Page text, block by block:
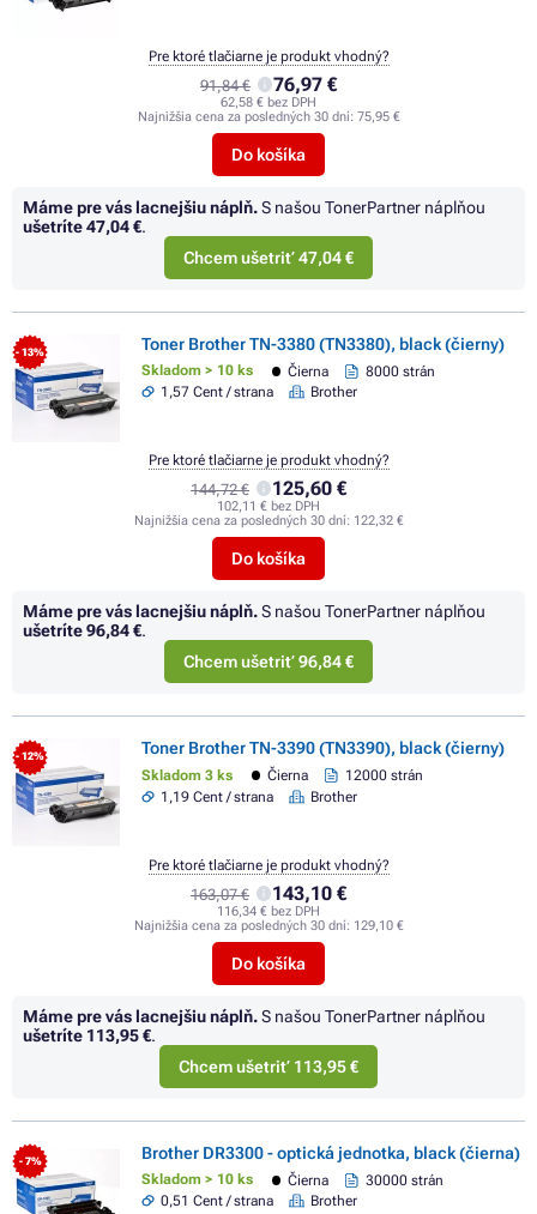
91,84 € 76,97 €
62,58 € bez DPH
Najnižšia cena za posledných 30 dní: 75,95 €
Do košíka
Pre ktoré tlačiarne je produkt vhodný?
Máme pre vás lacnejšiu náplň.S našou TonerPartner náplňou
ušetríte47,04 €.
Chcem ušetriť 47,04 €
- 13% Toner Brother TN-3380 (TN3380), black (čierny)
Skladom > 10 ks Čierna
8000 strán
1,57 Cent / strana
Brother
144,72 € 125,60 €
102,11 € bez DPH
Najnižšia cena za posledných 30 dní: 122,32 €
Do košíka
Pre ktoré tlačiarne je produkt vhodný?
Máme pre vás lacnejšiu náplň.S našou TonerPartner náplňou
ušetríte96,84 €.
Chcem ušetriť 96,84 €
- 12% Toner Brother TN-3390 (TN3390), black (čierny)
Skladom 3 ks Čierna
12000 strán
1,19 Cent / strana
Brother
163,07 € 143,10 €
116,34 € bez DPH
Najnižšia cena za posledných 30 dní: 129,10 €
Do košíka
Pre ktoré tlačiarne je produkt vhodný?
Máme pre vás lacnejšiu náplň.S našou TonerPartner náplňou
ušetríte 113,95 €.
Chcem ušetriť 113,95 €
- 7% Brother DR3300 - optická jednotka, black (čierna)
Skladom > 10 ks Čierna
30000 strán
0,51 Cent / strana
Brother